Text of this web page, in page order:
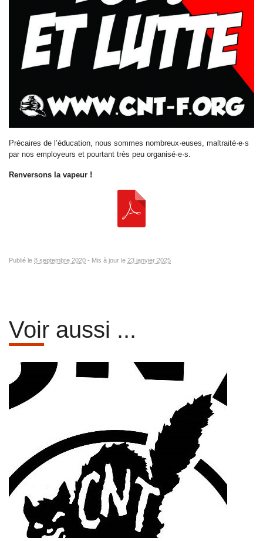
Précaires de l’éducation, nous sommes nombreux·euses, maltraité·e·s
par nos employeurs et pourtant très peu organisé·e·s.
Renversons la vapeur !
Publié le 8 septembre 2020 - Mis à jour le 23 janvier 2025
Voir aussi ...